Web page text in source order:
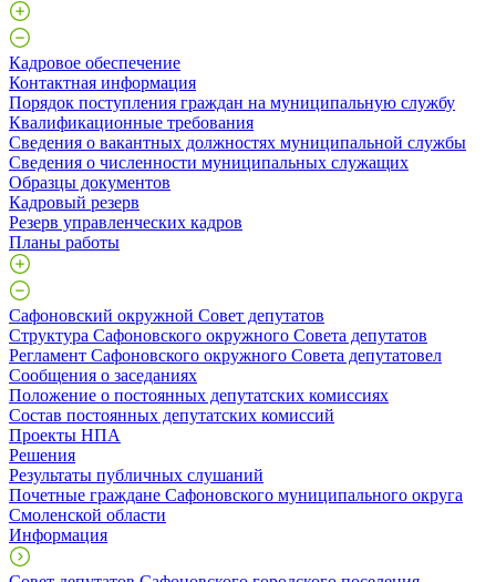
Кадровое обеспечение
Контактная информация
Порядок поступления граждан на муниципальную службу
Квалификационные требования
Сведения о вакантных должностях муниципальной службы
Сведения о численности муниципальных служащих
Образцы документов
Кадровый резерв
Резерв управленческих кадров
Планы работы
Сафоновский окружной Совет депутатов
Структура Сафоновского окружного Совета депутатов
Регламент Сафоновского окружного Совета депутатовел
Сообщения о заседаниях
Положение о постоянных депутатских комиссиях
Состав постоянных депутатских комиссий
Проекты НПА
Решения
Результаты публичных слушаний
Почетные граждане Сафоновского муниципального округа
Смоленской области
Информация